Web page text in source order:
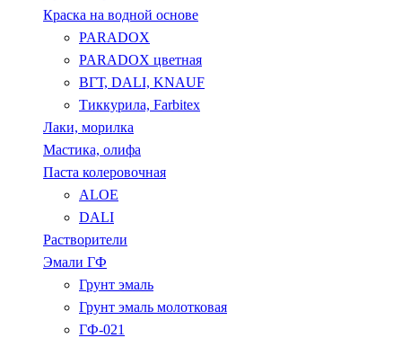
Краска на водной основе
PARADOX
PARADOX цветная
ВГТ, DALI, KNAUF
Тиккурила, Farbitex
Лаки, морилка
Мастика, олифа
Паста колеровочная
ALOE
DALI
Растворители
Эмали ГФ
Грунт эмаль
Грунт эмаль молотковая
ГФ-021